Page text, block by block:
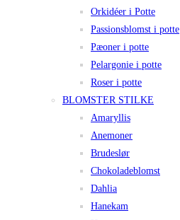
Orkidéer i Potte
Passionsblomst i potte
Pæoner i potte
Pelargonie i potte
Roser i potte
BLOMSTER STILKE
Amaryllis
Anemoner
Brudeslør
Chokoladeblomst
Dahlia
Hanekam